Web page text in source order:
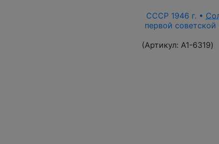
СССР 1946 г. •
первой
(Артикул: A1-6319)